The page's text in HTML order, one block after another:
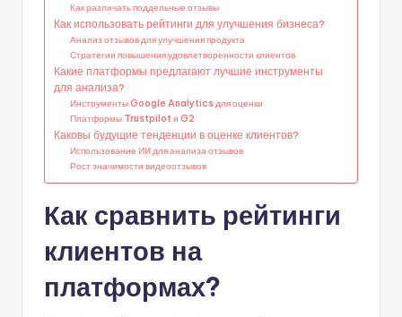
Как различать поддельные отзывы
Как использовать рейтинги для улучшения бизнеса?
Анализ отзывов для улучшения продукта
Стратегии повышения удовлетворенности клиентов
Какие платформы предлагают лучшие инструменты
для анализа?
Инструменты Google Analytics для оценки
Платформы Trustpilot и G2
Каковы будущие тенденции в оценке клиентов?
Использование ИИ для анализа отзывов
Рост значимости видеоотзывов
Как сравнить рейтинги
клиентов на
платформах?